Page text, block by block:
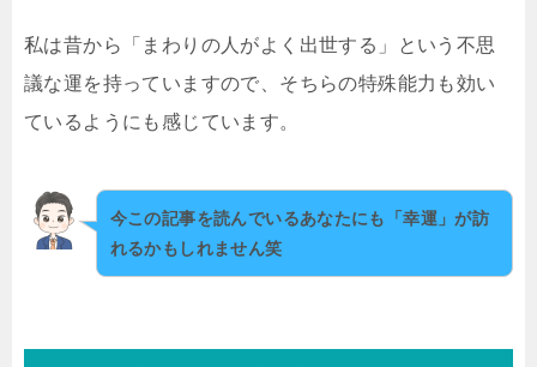
私は昔から「まわりの人がよく出世する」という不思
議な運を持っていますので、そちらの特殊能力も効い
ているようにも感じています。
今この記事を読んでいるあなたにも「幸運」が訪
れるかもしれません笑